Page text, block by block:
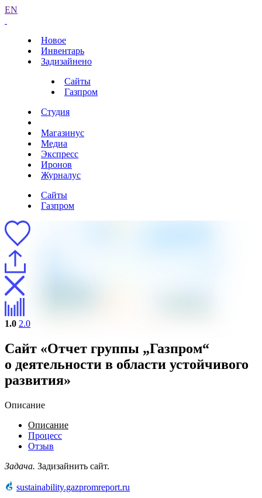
EN
Новое
Инвентарь
Задизайнено
Сайты
Газпром
Студия
Магазинус
Медиа
Экспресс
Иронов
Журналус
Сайты
Газпром
1.0 2.0
Сайт «Отчет группы „Газпром“
о деятельности в области устойчивого
развития»
Описание
Описание
Процесс
Отзыв
Задача. Задизайнить сайт.
sustainability.gazpromreport.ru